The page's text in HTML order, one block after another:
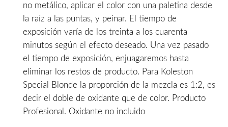
no metálico, aplicar el color con una paletina desde
la raíz a las puntas, y peinar. El tiempo de
exposición varía de los treinta a los cuarenta
minutos según el efecto deseado. Una vez pasado
el tiempo de exposición, enjuagaremos hasta
eliminar los restos de producto. Para Koleston
Special Blonde la proporción de la mezcla es 1:2, es
decir el doble de oxidante que de color. Producto
Profesional. Oxidante no incluido